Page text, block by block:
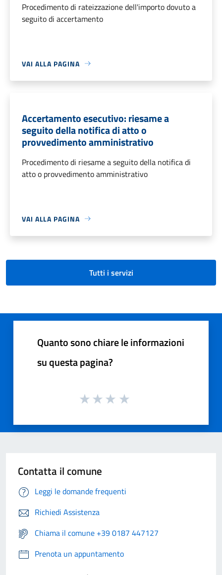
Procedimento di rateizzazione dell'importo dovuto a
seguito di accertamento
VAI ALLA PAGINA
Accertamento esecutivo: riesame a
seguito della notifica di atto o
provvedimento amministrativo
Procedimento di riesame a seguito della notifica di
atto o provvedimento amministrativo
VAI ALLA PAGINA
Tutti i servizi
Quanto sono chiare le informazioni
su questa pagina?
Contatta il comune
Leggi le domande frequenti
Richiedi Assistenza
Chiama il comune +39 0187 447127
Prenota un appuntamento